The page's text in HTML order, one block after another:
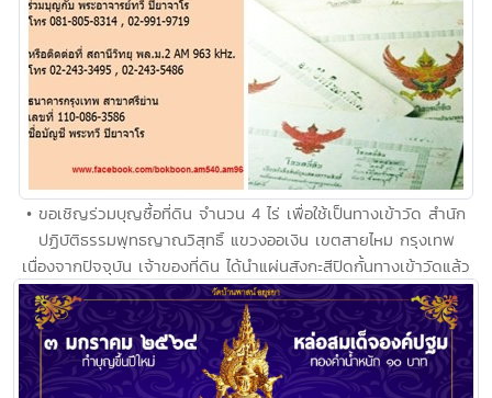
• ขอเชิญร่วมบุญซื้อที่ดิน จำนวน 4 ไร่ เพื่อใช้เป็นทางเข้าวัด สำนัก
ปฏิบัติธรรมพุทธญาณวิสุทธิ์ แขวงออเงิน เขตสายไหม กรุงเทพ
เนื่องจากปัจจุบัน เจ้าของที่ดิน ได้นำแผ่นสังกะสีปิดกั้นทางเข้าวัดแล้ว